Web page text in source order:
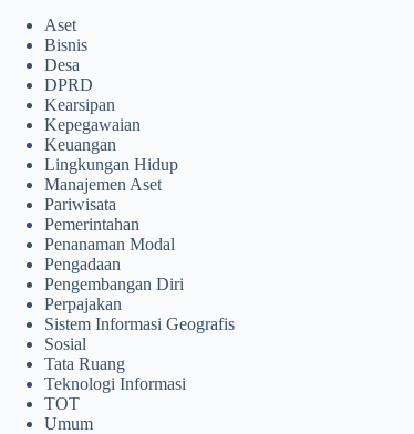
Aset
Bisnis
Desa
DPRD
Kearsipan
Kepegawaian
Keuangan
Lingkungan Hidup
Manajemen Aset
Pariwisata
Pemerintahan
Penanaman Modal
Pengadaan
Pengembangan Diri
Perpajakan
Sistem Informasi Geografis
Sosial
Tata Ruang
Teknologi Informasi
TOT
Umum